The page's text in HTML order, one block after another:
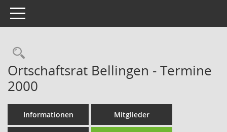
Toggle navigation
Rechercheauswahl
Ortschaftsrat Bellingen - Termine
2000
Informationen Mitglieder